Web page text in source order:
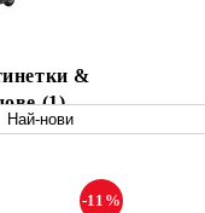
&
(1)
-11%